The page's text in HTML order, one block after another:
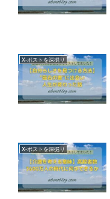
X-ポストを深掘り
X-ポストを深掘り